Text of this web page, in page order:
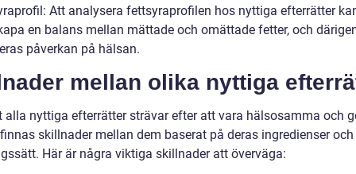
Att analysera fettsyraprofilen hos nyttiga efterrätter
en balans mellan mättade och omättade fetter, och
påverkan på hälsan.
mellan olika nyttiga
alla nyttiga efterrätter strävar efter att vara hälsosamma och
skillnader mellan dem baserat på deras ingredienser och
Här är några viktiga skillnader att överväga: